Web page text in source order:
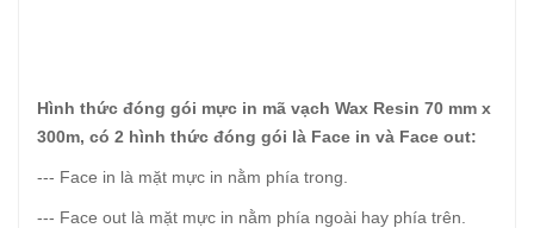
Hình thức đóng gói mực in mã vạch Wax Resin 70 mm x
300m, có 2 hình thức đóng gói là Face in và Face out:
--- Face in là mặt mực in nằm phía trong.
--- Face out là mặt mực in nằm phía ngoài hay phía trên.